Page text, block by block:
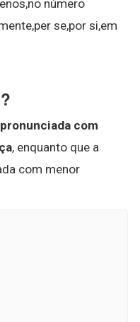
número
se,por si,em
com
, enquanto que a
com menor